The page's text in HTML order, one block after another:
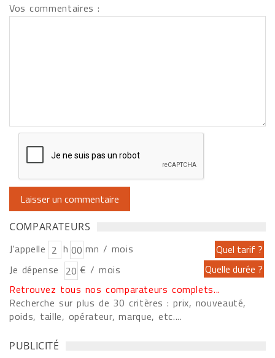
Vos commentaires :
COMPARATEURS
J'appelle h
mn / mois
Je dépense
€ / mois
Retrouvez tous nos comparateurs complets...
Recherche sur plus de 30 critères : prix, nouveauté,
poids, taille, opérateur, marque, etc....
PUBLICITÉ